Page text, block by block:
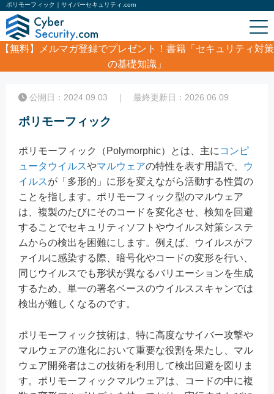
ポリモーフィック｜サイバーセキュリティ.com
【無料】
メルマガ登録でプレゼント！書籍「セキュリティ対策
の基礎知識」
ポリモーフィック
公開日：2024.09.03 ｜ 最終更新日：2026.06.09
ポリモーフィック
ポリモーフィック（Polymorphic）とは、主に コンピ
ュータウイルスやマルウェアの特性を表す用語で、
ウ
イルスが「多形的」に形を変えながら活動する性質の
ことを指します。ポリモーフィック型のマルウェア
は、複製のたびにそのコードを変化させ、検知を回避
することでセキュリティソフトやウイルス対策システ
ムからの検出を困難にします。例えば、ウイルスがフ
ァイルに感染する際、暗号化やコードの変形を行い、
同じウイルスでも形状が異なるバリエーションを生成
するため、単一の署名ベースのウイルススキャンでは
検出が難しくなるのです。
ポリモーフィック技術は、特に高度なサイバー攻撃や
マルウェアの進化において重要な役割を果たし、マル
ウェア開発者はこの技術を利用して検出回避を図りま
す。ポリモーフィックマルウェアは、コードの中に複